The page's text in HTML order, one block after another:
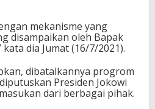
mekanisme yang
disampaikan oleh Bapak
dia Jumat (16/7/2021).
dibatalkannya progrom
Presiden Jokowi
dari berbagai pihak.